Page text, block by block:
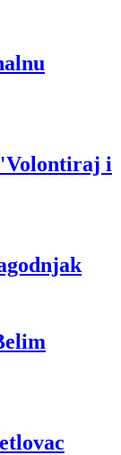
i